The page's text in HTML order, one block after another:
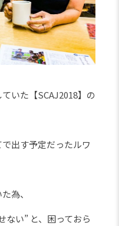
いた【SCAJ2018】の
出す予定だったルワ
為、
ない” と、困っておら